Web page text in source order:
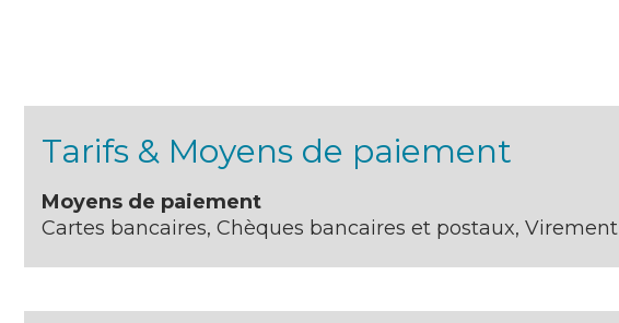
Tarifs & Moyens de paiement
Moyens de paiement
Cartes bancaires, Chèques bancaires et postaux, Virement